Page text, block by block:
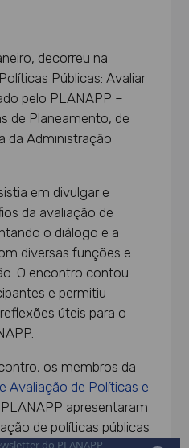
decorreu na
Públicas: Avaliar
pelo PLANAPP –
de Planeamento, de
da Administração
em divulgar e
da avaliação de
o diálogo e a
diversas funções e
O encontro contou
e permitiu
úteis para o
os membros da
Avaliação de Políticas e
apresentaram
de políticas públicas